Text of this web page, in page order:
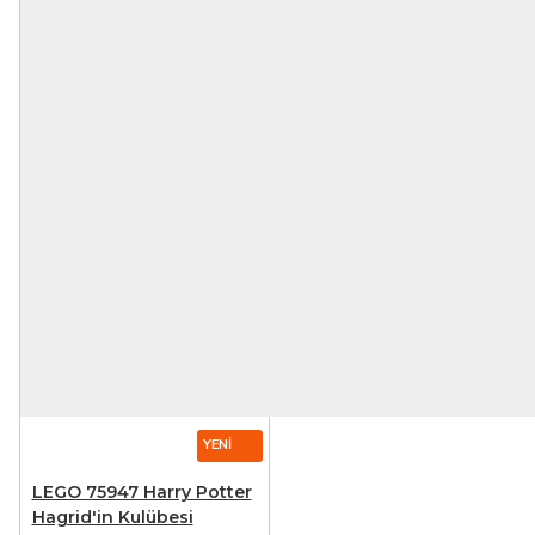
YENI
LEGO 75947 Harry Potter
Hagrid'in Kulübesi